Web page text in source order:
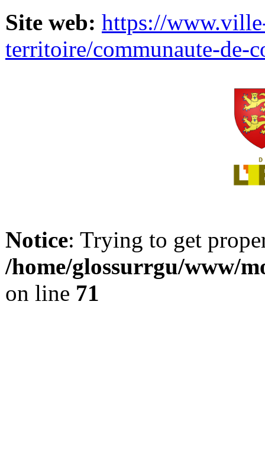
Site web: https://
territoire/communaute-de-
Notice: Trying to get
/home/glossurrgu/www/
on line 71